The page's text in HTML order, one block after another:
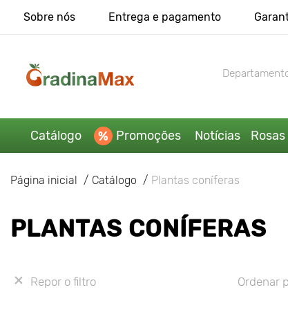
Sobre nós Entrega e pagamento
Catálogo Promoções Notícias Rosas
Página inicial Catálogo Plantas coníferas
PLANTAS CONÍFERAS
Repor o filtro Ordenar